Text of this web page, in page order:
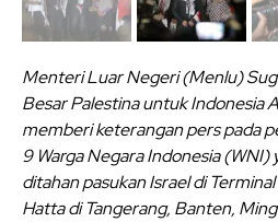
Menteri Luar Negeri (Menlu)
Besar Palestina untuk Indonesia
memberi keterangan pers pada
9 Warga Negara Indonesia
ditahan pasukan Israel di
Hatta di Tangerang, Banten,